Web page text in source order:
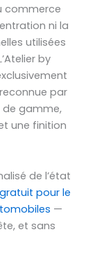
commerce
ni la
utilisées
by
par
de gamme,
une finition
de l’état
pour le
—
et sans